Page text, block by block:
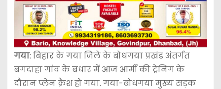
गया: बिहार के गया जिले के बोधगया प्रखंड अंतर्गत
बगदाहा गांव के बधार में आज आर्मी की ट्रेनिंग के
दौरान प्लेन क्रैश हो गया. गया-बोधगया मुख्य सड़क